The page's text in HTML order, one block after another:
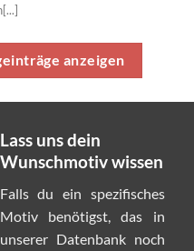
anzeigen
Lass uns dein
Wunschmotiv wissen
Falls du ein spezifisches
Motiv benötigst, das in
unserer Datenbank noch